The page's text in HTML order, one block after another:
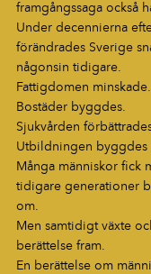
framgångssaga också
Under decennierna
förändrades Sverige
någonsin tidigare.
Fattigdomen minskade.
Bostäder byggdes.
Sjukvården
Utbildningen byggdes
Många människor fick
tidigare generationer
om.
Men samtidigt växte
berättelse fram.
En berättelse om